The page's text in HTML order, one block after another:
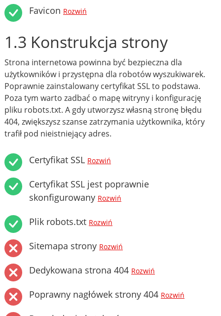
Favicon Rozwiń
1.3 Konstrukcja strony
Strona internetowa powinna być bezpieczna dla
użytkowników i przystępna dla robotów wyszukiwarek.
Poprawnie zainstalowany certyfikat SSL to podstawa.
Poza tym warto zadbać o mapę witryny i konfigurację
pliku robots.txt. A gdy utworzysz własną stronę błędu
404, zwiększysz szanse zatrzymania użytkownika, który
trafił pod nieistniejący adres.
Certyfikat SSL Rozwiń
Certyfikat SSL jest poprawnie
skonfigurowany Rozwiń
Plik robots.txt Rozwiń
Sitemapa strony Rozwiń
Dedykowana strona 404 Rozwiń
Poprawny nagłówek strony 404 Rozwiń